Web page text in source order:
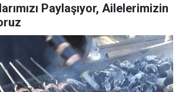
Paylaşıyor, Ailelerimizin